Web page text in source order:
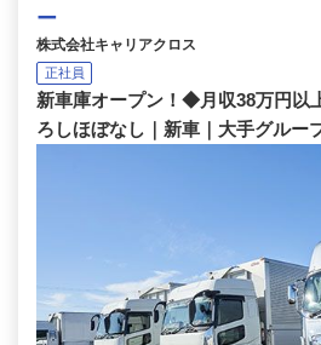
ー
株式会社キャリアクロス
正社員
新車庫オープン！◆月収38万円以
ろしほぼなし｜新車｜大手グルー